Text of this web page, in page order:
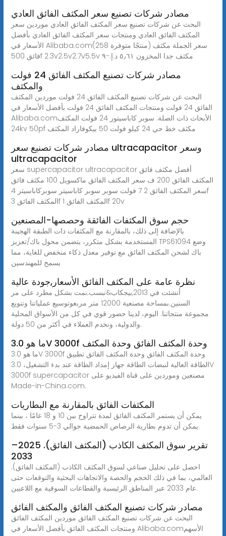
مصادر شركات تصنيع سعر المكثف الفائق العادي
البحث عن شركات تصنيع سعر المكثف الفائق العادي موردين سعر
المكثف الفائق العادي ومنتجات سعر المكثف الفائق العادي بأفضل
الأسعار في Alibaba.com(258 منتجًا متوفرة) سعر الجملة مكثف
فائق 500f 2.3v2.5v2.7v5.5v مكثف جدا المخزون ‏٥٫٦١ د.إ.‏-‏٩
مصادر شركات تصنيع المكثف الفائق 24 فولت
والمكثف
البحث عن شركات تصنيع المكثف الفائق 24 فولت موردين المكثف
الفائق 24 فولت ومنتجات المكثف الفائق 24 فولت بأفضل الأسعار في
Alibaba.comالأبحاث ذات الصلة: سوبر كاباسيتور 24 فولت المكثف
24kv 50pf مكثف خط حي 24 كيلو فولت 50 بيكوفاراد المكثف
مصادر شركات تصنيع سعر ultracapacitor وسعر
ultracapacitor
سعر supercapacitor ultracapacitor أفضل مكثف فائق
المكثف الفائق 200 ف سعر المكثف الفائق ماكسويل 100 مكثف فائق
سعر المكثف الفائق 2 7 فولت سوبر سوبر كاباسيتر سوبركاباسيتر 4f
المكثف الفائق 3f المكثف الفائق 1f 20v
حجم سوق المكثفات الفائقة وحصصها-المصنعين
بالإضافة إلى ذلك، بالمقارنة مع المكثفات ذات الطبقة الهجينة
المستخدمة بشكل متكرر، يتضمن محول باك/تعزيز TPS61094 وضع
باك لشحن المكثف الفائق مع توفير معدل ذكاء منخفض للغاية، مما
يسمح للمهندسين
نظرة عامة على المكثف الفائق الأسعار,جودة عالية
أنشئت في 2013,بيجكاب&نبسب;نمت بشكل مطرد على مر
السنين.بمساحة مصنعية 12000 متر مربعوتوسيع عملياتنا وتنويع
مجموعة منتجاتنا. اليوم، لدينا حضور قوي في كل من الأسواق المحلية
والدولية، ونخدم العملاء في أكثر من 50 دولة.
ما هو 3.0V 3000f وحدة المكثف الفائق وحدة المكثف
ما هو 3.0V 3000f وحدة المكثف الفائق وحدة المكثف الفائق تطبيق
الطاقة العالية لنبضات الطاقة جهاز إمداد الطاقة عند بدء التشغيل، 3.0V
3000f supercapacitor مصنعين وموردين على قناة الفيديو على
Made-in-China.com.
المكثفات الفائق بالمقارنة مع البطاريات
يمكن أن يستمر المكثف الفائق لمدة تتراوح بين 10 و 18 عامًا ، بينما
يمكن أن تدوم بطارية الرصاص الحمضية حوالي 3-5 سنوات فقط.
تقرير سوق المكثف الكاذب (المكثف الفائق). 2025–
2033
احصل على تحليل صناعي لسوق المكثف الكاذب (المكثف الفائق).
العالمي، بما في ذلك الحجم والحصة والاتجاهات البحثية والتوقعات حتى
عام 2033 عبر المناطق الرئيسية والقطاعات السوقية مع اللاعبين.
مصادر شركات تصنيع المكثف الفائق والمكثف الفائق
البحث عن شركات تصنيع المكثف الفائق موردين المكثف الفائق
ومنتجات المكثف الفائق بأفضل الأسعار في Alibaba.comالأسهم